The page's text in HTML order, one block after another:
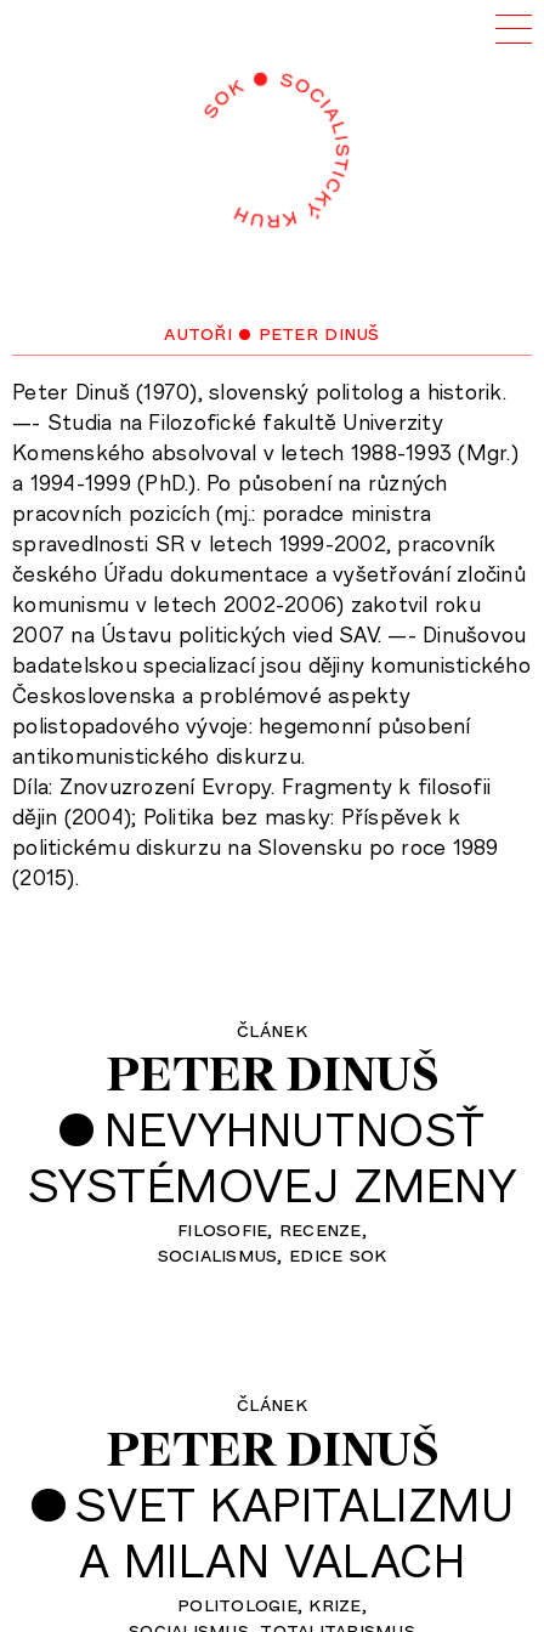
autoři• peter dinuš
Peter Dinuš (1970), slovenský politolog a historik.
—- Studia na Filozofické fakultě Univerzity
Komenského absolvoval v letech 1988-1993 (Mgr.)
a 1994-1999 (PhD.). Po působení na různých
pracovních pozicích (mj.: poradce ministra
spravedlnosti SR v letech 1999-2002, pracovník
českého Úřadu dokumentace a vyšetřování zločinů
komunismu v letech 2002-2006) zakotvil roku
2007 na Ústavu politických vied SAV. —- Dinušovou
badatelskou specializací jsou dějiny komunistického
Československa a problémové aspekty
polistopadového vývoje: hegemonní působení
antikomunistického diskurzu.
Díla: Znovuzrození Evropy. Fragmenty k filosofii
dějin (2004); Politika bez masky: Příspěvek k
politickému diskurzu na Slovensku po roce 1989
(2015).
článek
PETER DINUŠ
• NEVYHNUTNOSŤ
SYSTÉMOVEJ ZMENY
filosofie recenze
socialismus edice sok
článek
PETER DINUŠ
• SVET KAPITALIZMU
A MILAN VALACH
politologie krize